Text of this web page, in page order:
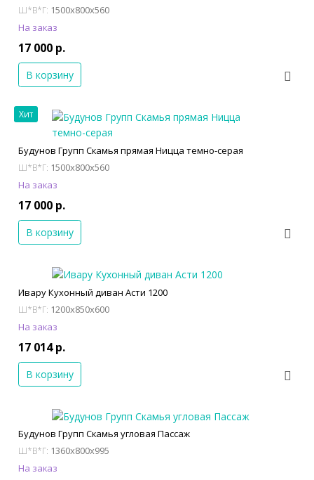
Ш*В*Г: 1500x800x560
На заказ
17 000 р.
В корзину
Хит
Будунов Групп Скамья прямая Ницца темно-серая
Ш*В*Г: 1500x800x560
На заказ
17 000 р.
В корзину
Ивару Кухонный диван Асти 1200
Ш*В*Г: 1200x850x600
На заказ
17 014 р.
В корзину
Будунов Групп Скамья угловая Пассаж
Ш*В*Г: 1360x800x995
На заказ